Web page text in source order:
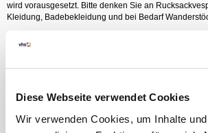
Diese Webseite verwendet Cookies
Wir verwenden Cookies, um Inhalte
wird vorausgesetzt. Bitte denken Sie an
Kleidung, Badebekleidung und bei Bedarf
Reisepreis pro Person im DZ € 332
durch die vhs durchgeführt.
Bei einer Stornierung vor 28. Februar 2027 wird eine